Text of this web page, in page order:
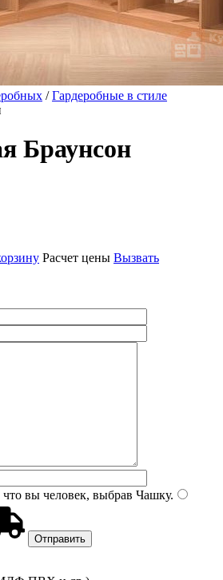
/Гардеробные в стиле
Браунсон
Расчет цены Вызвать
вы человек, выбрав Чашку.